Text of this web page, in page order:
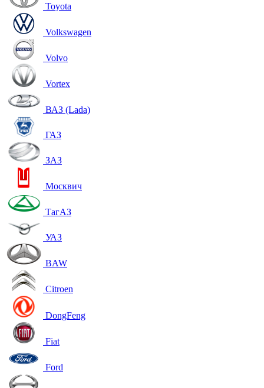
Toyota
Volkswagen
Volvo
Vortex
ВАЗ (Lada)
ГАЗ
ЗАЗ
Москвич
ТагАЗ
УАЗ
BAW
Citroen
DongFeng
Fiat
Ford